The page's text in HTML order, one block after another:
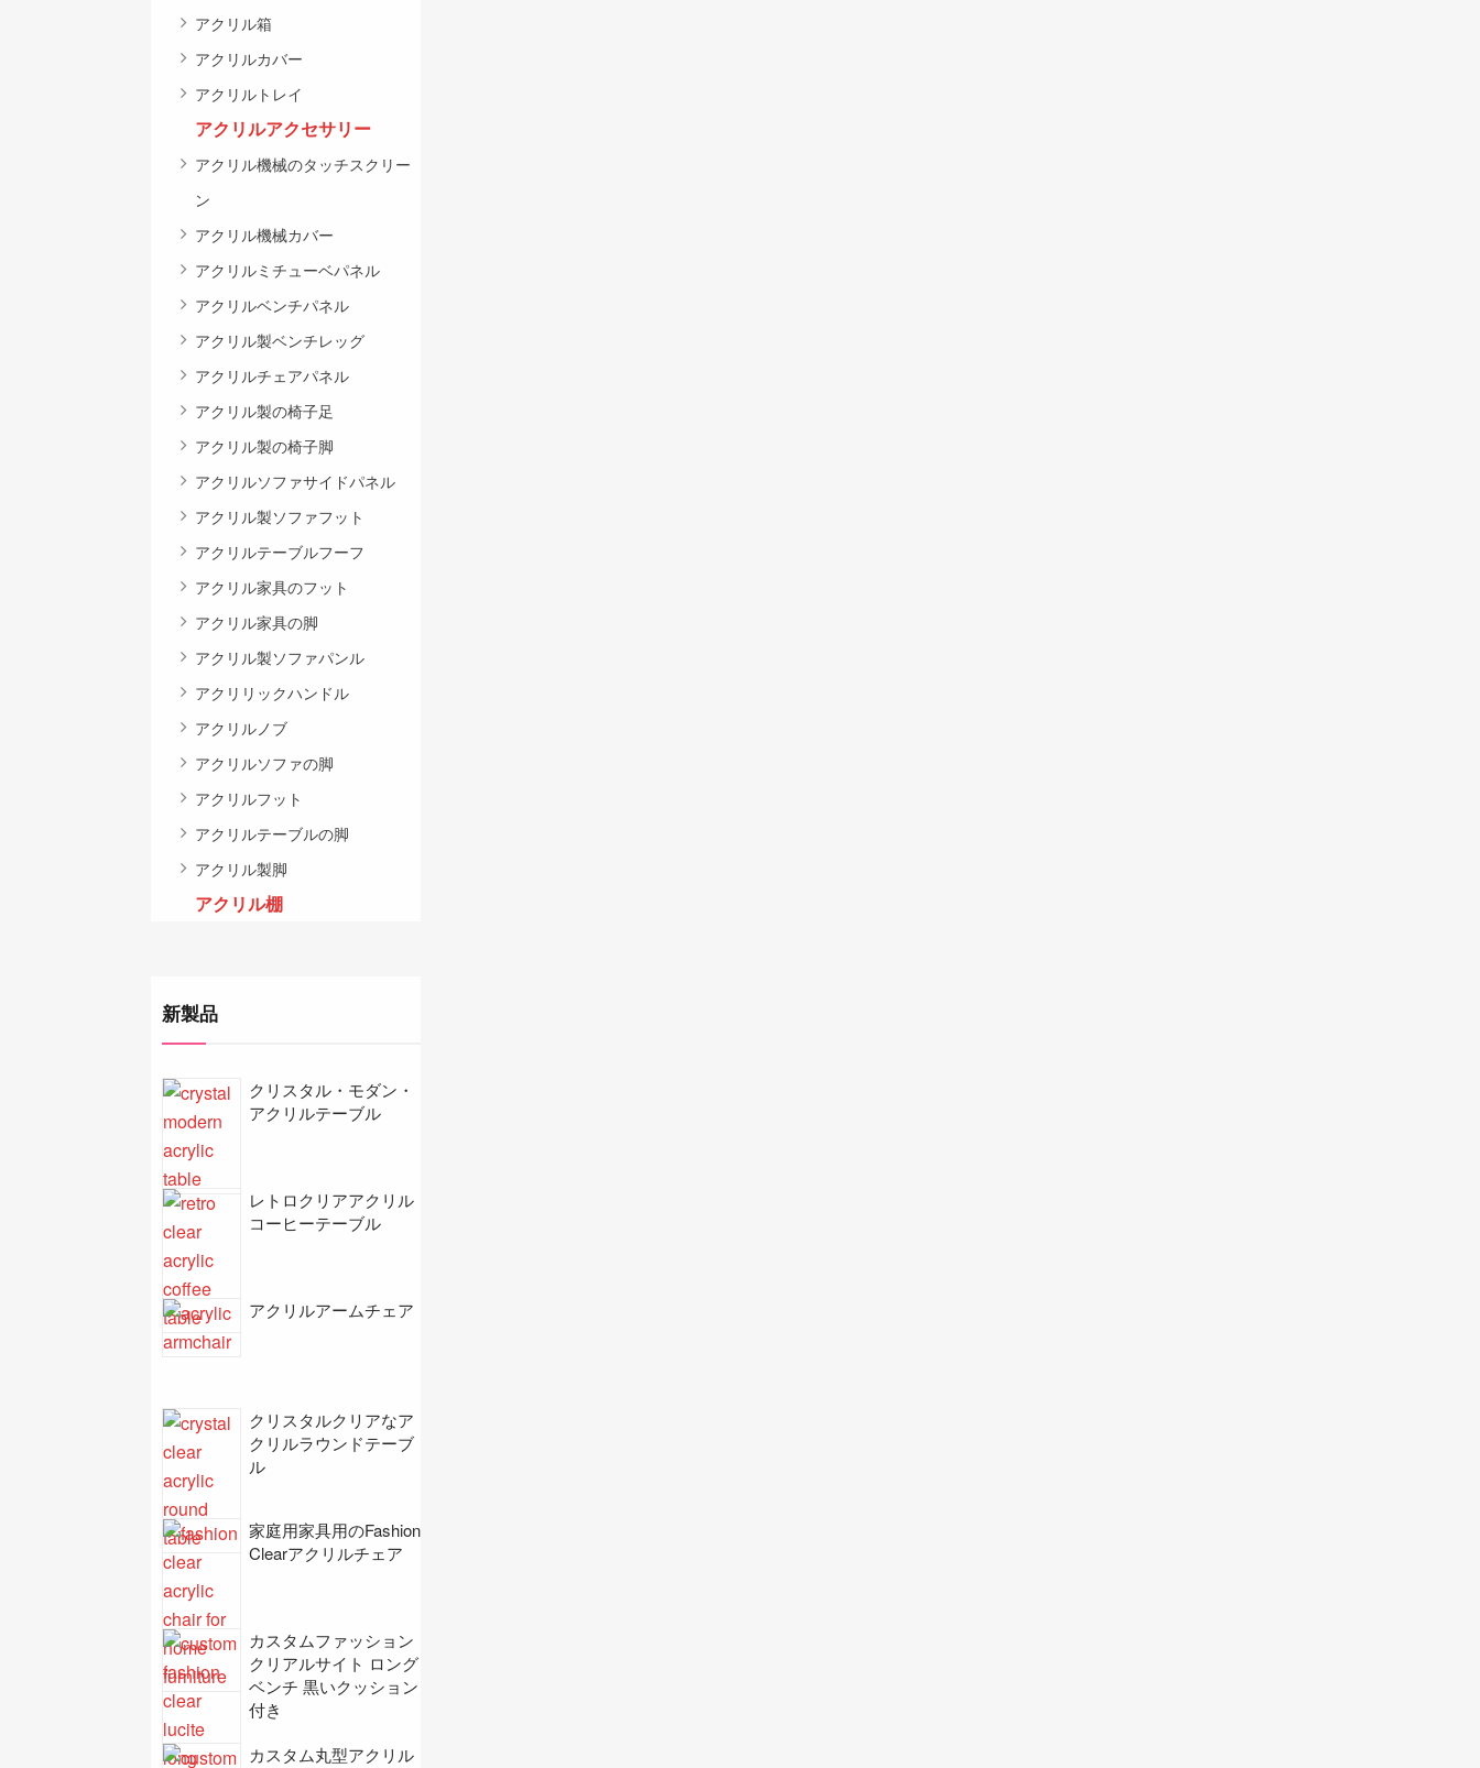
アクリル箱
アクリルカバー
アクリルトレイ
アクリルアクセサリー
アクリル機械のタッチスクリー
ン
アクリル機械カバー
アクリルミチューベパネル
アクリルベンチパネル
アクリル製ベンチレッグ
アクリルチェアパネル
アクリル製の椅子足
アクリル製の椅子脚
アクリルソファサイドパネル
アクリル製ソファフット
アクリルテーブルフーフ
アクリル家具のフット
アクリル家具の脚
アクリル製ソファパンル
アクリリックハンドル
アクリルノブ
アクリルソファの脚
アクリルフット
アクリルテーブルの脚
アクリル製脚
アクリル棚
新製品
クリスタル・モダン・
アクリルテーブル
レトロクリアアクリル
コーヒーテーブル
アクリルアームチェア
クリスタルクリアなア
クリルラウンドテーブ
ル
家庭用家具用のFashion
Clearアクリルチェア
カスタムファッション
クリアルサイト ロング
ベンチ 黒いクッション
付き
カスタム丸型アクリル